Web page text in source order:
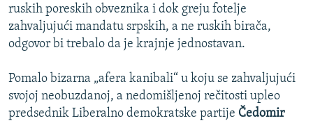
ruskih poreskih obveznika i dok greju fotelje
zahvaljujući mandatu srpskih, a ne ruskih birača,
odgovor bi trebalo da je krajnje jednostavan.
Pomalo bizarna „afera kanibali“ u koju se zahvaljujući
svojoj neobuzdanoj, a nedomišljenoj rečitosti upleo
predsednik Liberalno demokratske partije Čedomir